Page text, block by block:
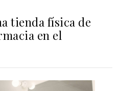
tienda física de
en el